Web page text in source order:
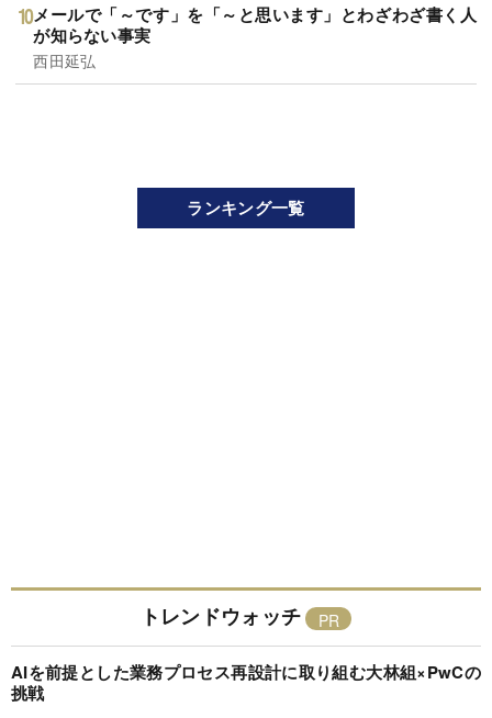
メールで「～です」を「～と思います」とわざわざ書く人
が知らない事実
西田延弘
ランキング一覧
トレンドウォッチ
AIを前提とした業務プロセス再設計に取り組む大林組×PwCの
挑戦